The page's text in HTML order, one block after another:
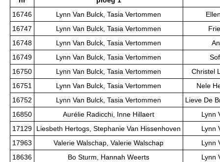
16746
Lynn Van Bulck, Tasia Vertommen
16747
Lynn Van Bulck, Tasia Vertommen
16748
Lynn Van Bulck, Tasia Vertommen
16749
Lynn Van Bulck, Tasia Vertommen
16750
Lynn Van Bulck, Tasia Vertommen
Christel
16751
Lynn Van Bulck, Tasia Vertommen
Nele
16752
Lynn Van Bulck, Tasia Vertommen
Lieve De
16850
Aurélie Radicchi, Inne Hillaert
Lynn
17129
Liesbeth Hertogs, Stephanie Van Hissenhoven
Lynn
17963
Valerie Walschap, Valerie Walschap
Lynn
18636
Bo Sturm, Hannah Weerts Lynn